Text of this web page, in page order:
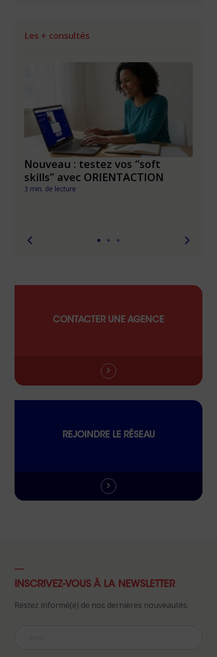
Les + consultés
Nouveau : testez vos “soft
skills” avec ORIENTACTION
3 min. de lecture
CONTACTER UNE AGENCE
REJOINDRE LE RÉSEAU
INSCRIVEZ-VOUS À LA NEWSLETTER
Restez informé(e) de nos dernières nouveautés.